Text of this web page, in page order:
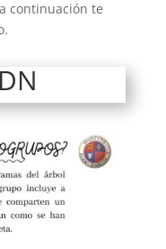
continuación te